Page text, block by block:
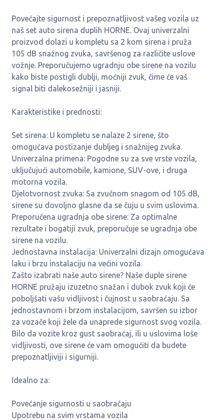
Povećajte sigurnost i prepoznatljivost vašeg vozila uz
naš set auto sirena duplih HORNE. Ovaj univerzalni
proizvod dolazi u kompletu sa 2 kom sirena i pruža
105 dB snažnog zvuka, savršenog za različite uslove
vožnje. Preporučujemo ugradnju obe sirene na vozilu
kako biste postigli dublji, moćniji zvuk, čime će vaš
signal biti dalekosežniji i jasniji.
Karakteristike i prednosti:
Set sirena: U kompletu se nalaze 2 sirene, što
omogućava postizanje dubljeg i snažnijeg zvuka.
Univerzalna primena: Pogodne su za sve vrste vozila,
uključujući automobile, kamione, SUV-ove, i druga
motorna vozila.
Djelotvornost zvuka: Sa zvučnom snagom od 105 dB,
sirene su dovoljno glasne da se čuju u svim uslovima.
Preporučena ugradnja obe sirene: Za optimalne
rezultate i bogatiji zvuk, preporučuje se ugradnja obe
sirene na vozilu.
Jednostavna instalacija: Univerzalni dizajn omogućava
laku i brzu instalaciju na većini vozila.
Zašto izabrati naše auto sirene? Naše duple sirene
HORNE pružaju izuzetno snažan i dubok zvuk koji će
poboljšati vašu vidljivost i čujnost u saobraćaju. Sa
jednostavnom i brzom instalacijom, savršen su izbor
za vozače koji žele da unaprede sigurnost svog vozila.
Bilo da vozite kroz gust saobraćaj, ili u uslovima loše
vidljivosti, ove sirene će vam omogućiti da budete
prepoznatljiviji i sigurniji.
Idealno za:
Povećanje sigurnosti u saobraćaju
Upotrebu na svim vrstama vozila